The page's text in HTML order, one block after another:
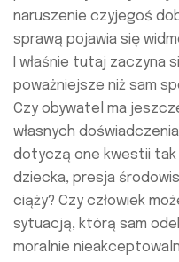
naruszenie czyjegoś
sprawą pojawia się
I właśnie tutaj zaczyna
poważniejsze niż sam
Czy obywatel ma
własnych
dotyczą one kwestii tak
dziecka, presja
ciąży? Czy człowiek
sytuacją, którą sam
moralnie